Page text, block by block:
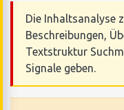
Die Inhaltsanalyse
Beschreibungen,
Textstruktur
Signale geben.